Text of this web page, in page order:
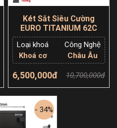
Két Sắt Siêu Cường
EURO TITANIUM 62C
Loại khoá
Khoá cơ
Công Nghệ
Châu Âu
6,500,000đ 10,700,000đ
Thêm giỏ hàng
- 34%